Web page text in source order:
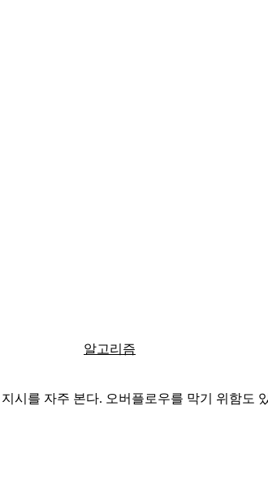
알고리즘
시를 자주 본다. 오버플로우를 막기 위함도